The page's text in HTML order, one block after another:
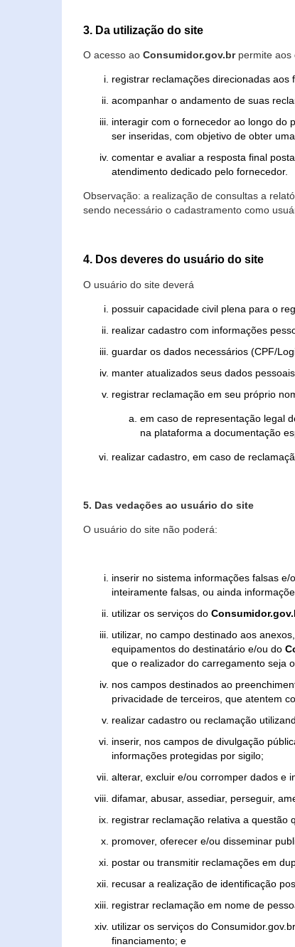
3. Da utilização do site
O acesso ao Consumidor.gov.brpermite aos
registrar reclamações direcionadas
acompanhar o andamento de suas
interagir com o fornecedor ao longo do
ser inseridas, com objetivo de obter
comentar e avaliar a resposta final
atendimento dedicado pelo fornecedor.
Observação: a realização de consultas a
sendo necessário o cadastramento como
4. Dos deveres do usuário do site
O usuário do site deverá
possuir capacidade civil plena para o
realizar cadastro com informações
guardar os dados necessários (CPF/
manter atualizados seus dados
registrar reclamação em seu próprio
em caso de representação legal
na plataforma a documentação
realizar cadastro, em caso de
5. Das vedações ao usuário do site
O usuário do site não poderá:
inserir no sistema informações falsas
inteiramente falsas, ou ainda
utilizar os serviços do
utilizar, no campo destinado aos
equipamentos do destinatário e/ou do
que o realizador do carregamento seja
nos campos destinados ao
privacidade de terceiros, que atentem
realizar cadastro ou reclamação
inserir, nos campos de divulgação
informações protegidas por sigilo;
alterar, excluir e/ou corromper dados e
difamar, abusar, assediar, perseguir,
registrar reclamação relativa a questão
promover, oferecer e/ou disseminar
postar ou transmitir reclamações em
recusar a realização de identificação
registrar reclamação em nome de
utilizar os serviços do
financiamento; e